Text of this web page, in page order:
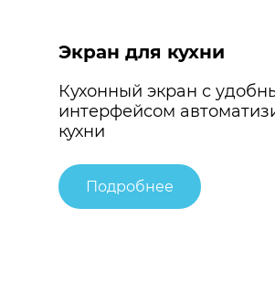
Экран для кухни
Кухонный экран с
интерфейсом
кухни
Подробнее